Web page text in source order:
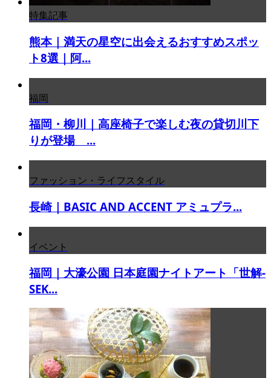
特集記事
熊本｜満天の星空に出会えるおすすめスポッ
ト8選｜阿...
福岡
福岡・柳川｜高座椅子で楽しむ夜の貸切川下
りが登場 ...
ファッション・ライフスタイル
長崎｜BASIC AND ACCENT アミュプラ...
イベント
福岡｜大濠公園 日本庭園ナイトアート「世解-
SEK...